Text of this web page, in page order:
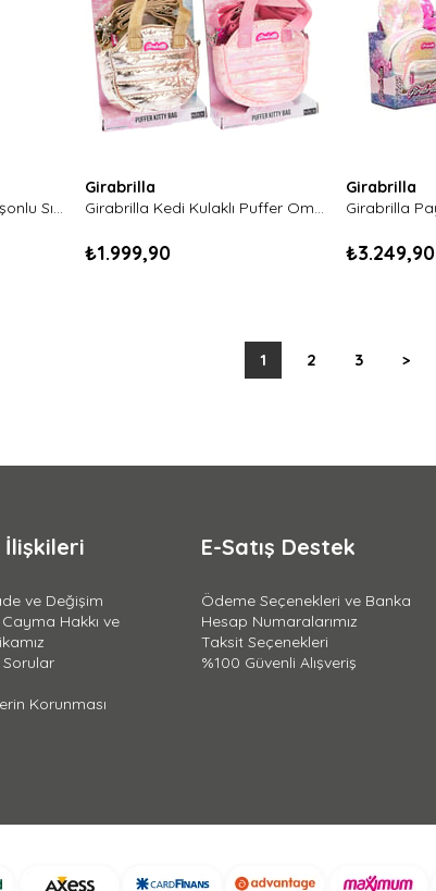
Morikukko Çıkabilir Kapüşonlu Sırt Çantası-Deer (Çocuk Boy)
Girabrilla
Girabrilla Kedi Kulaklı Puffer Omuz Çantası
₺1.999,90
Girabrilla
₺3.249,90
1 2 3 >
ve Değişim
Hakkı ve
Sorular
Korunması
E-Satış Destek
Ödeme Seçenekleri ve Banka
Hesap Numaralarımız
Taksit Seçenekleri
%100 Güvenli Alışveriş